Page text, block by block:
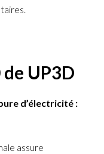
UP3D
d’électricité :
assure